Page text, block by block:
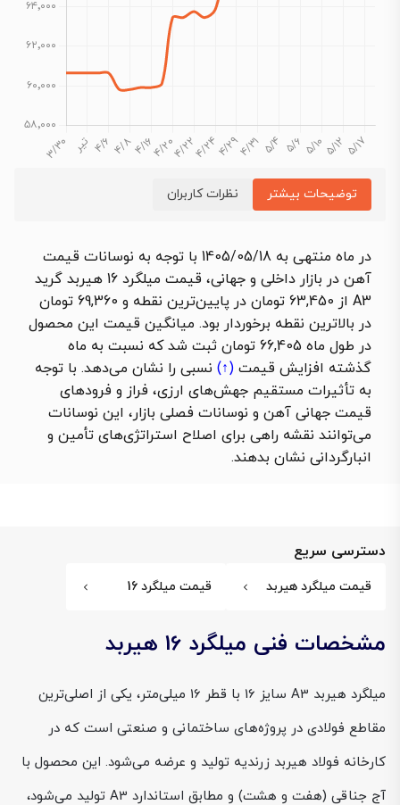
توضیحات بیشتر نظرات کاربران
در ماه منتهی به 1405/05/18 با توجه به نوسانات قیمت
آهن در بازار داخلی و جهانی، قیمت میلگرد 16 هیربد گرید
A3 از 63,450 تومان در پایین‌ترین نقطه و 69,360 تومان
در بالاترین نقطه برخوردار بود. میانگین قیمت این محصول
در طول ماه 66,405 تومان ثبت شد که نسبت به ماه
گذشته افزایش قیمت (↑) نسبی را نشان می‌دهد. با توجه
به تأثیرات مستقیم جهش‌های ارزی، فراز و فرودهای
قیمت جهانی آهن و نوسانات فصلی بازار، این نوسانات
می‌توانند نقشه راهی برای اصلاح استراتژی‌های تأمین و
انبارگردانی نشان بدهند.
دسترسی سریع
قیمت میلگرد هیربد قیمت میلگرد 16
مشخصات فنی میلگرد 16 هیربد
میلگرد هیربد A3 سایز 16 با قطر 16 میلی‌متر، یکی از اصلی‌ترین
مقاطع فولادی در پروژه‌های ساختمانی و صنعتی است که در
کارخانه فولاد هیربد زرندیه تولید و عرضه می‌شود. این محصول با
آج جناقی (هفت و هشت) و مطابق استاندارد A3 تولید می‌شود،